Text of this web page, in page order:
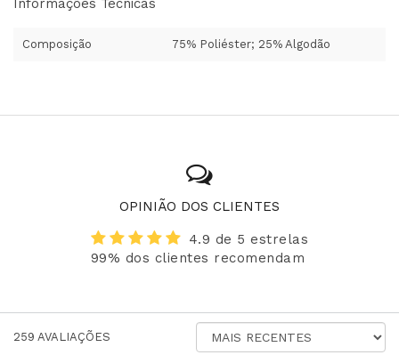
Informações Técnicas
Composição 75% Poliéster; 25% Algodão
OPINIÃO DOS CLIENTES
4.9 de 5 estrelas
99% dos clientes recomendam
259 AVALIAÇÕES
AVALIAÇÕES